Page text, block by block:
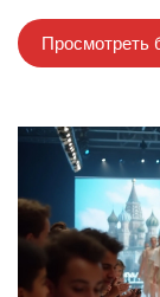
Просмотреть